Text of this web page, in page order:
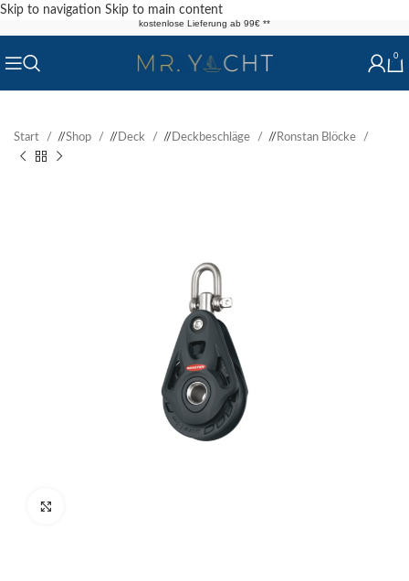
Skip to navigation Skip to main content
kostenlose Lieferung ab 99€ **
0
Start / Shop / Deck / Deckbeschläge / Ronstan Blöcke